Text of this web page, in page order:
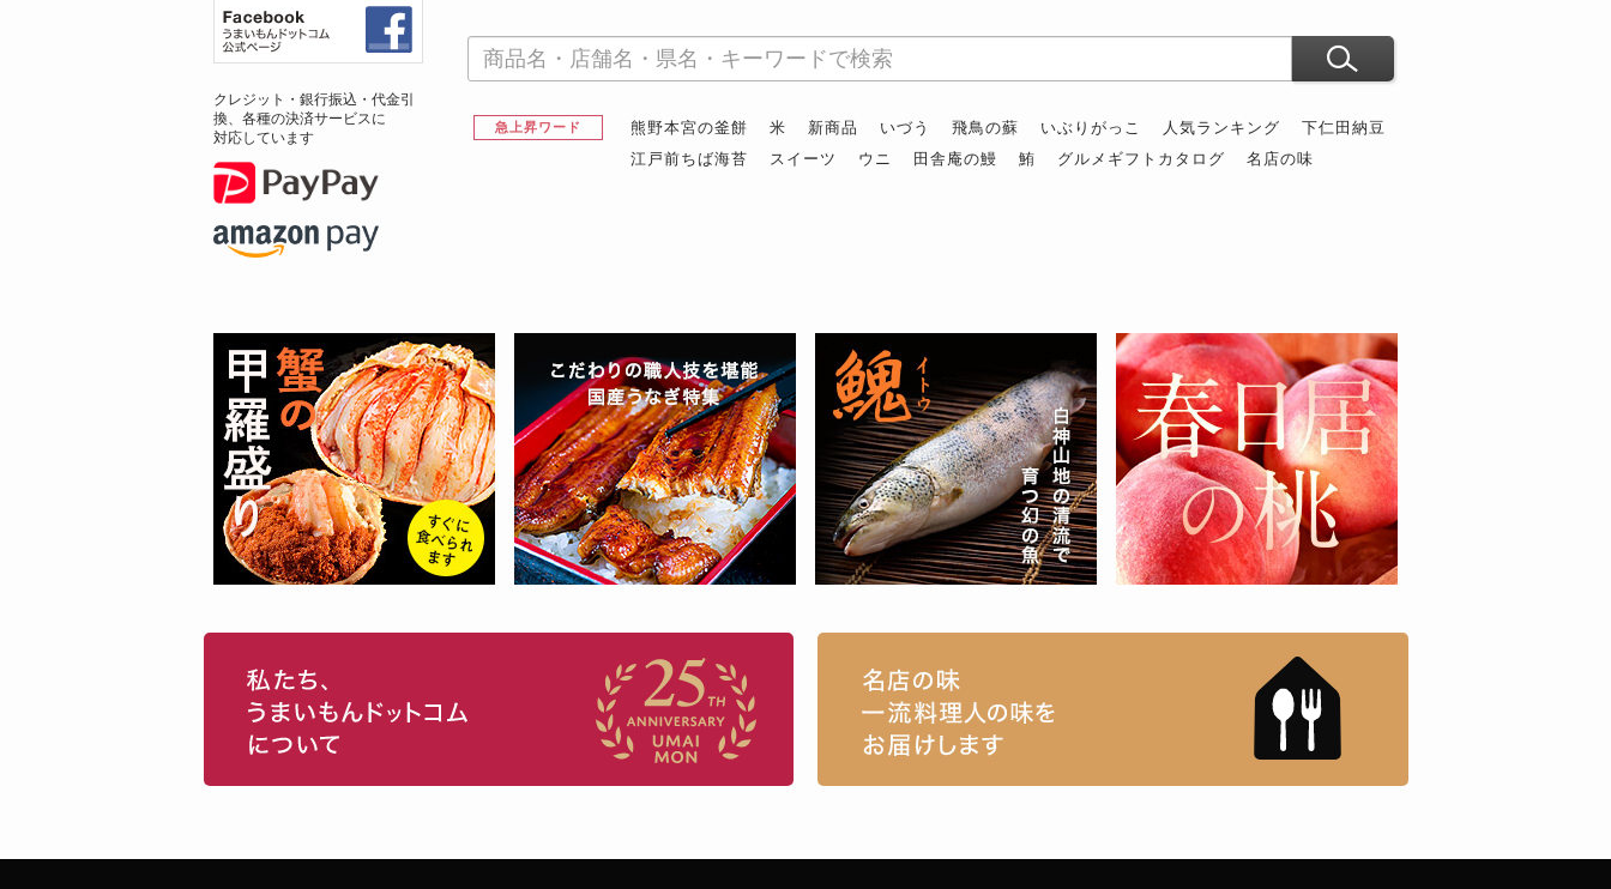
急上昇ワード 熊野本宮の釜餅 米 新商品 いづう 飛鳥の蘇 いぶりがっこ 人気ランキング
下仁田納豆
江戸前ちば海苔
スイーツ ウニ 田舎庵の鰻 鮪 グルメギフトカタログ 名店の味
クレジット・銀行振込・代金引
換、各種の決済サービスに
対応しています